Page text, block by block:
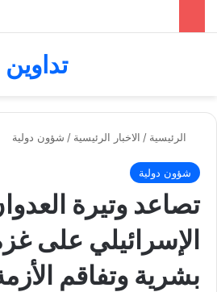
تداوين
الرئيسية / الاخبار الرئيسية / شؤون دولية
شؤون دولية
تصاعد وتيرة
الإسرائيلي على
بشرية وتفاقم